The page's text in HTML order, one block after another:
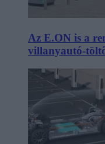
Az E.ON is a
villanyautó-